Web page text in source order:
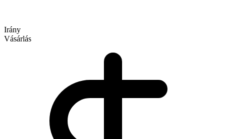
Irány
Vásárlás